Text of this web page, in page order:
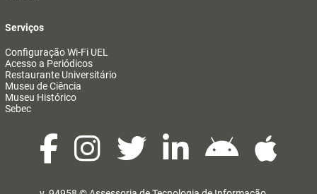
Serviços
Configuração Wi-Fi UEL
Acesso a Periódicos
Restaurante Universitário
Museu de Ciência
Museu Histórico
Sebec